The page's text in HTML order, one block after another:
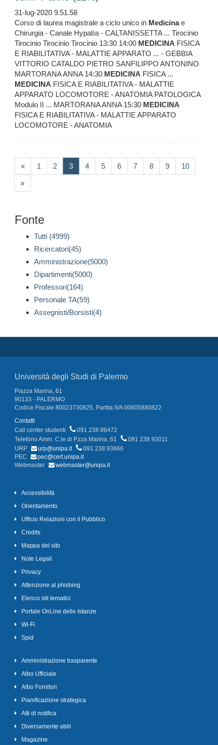
31-lug-2020 9.51.58
Corso di laurea magistrale a ciclo unico in Medicinae
Chirurgia - Canale Hypatìa - CALTANISSETTA ... Tirocinio
Tirocinio Tirocinio Tirocinio 13:30 14:00 MEDICINA FISICA
E RIABILITATIVA - MALATTIE APPARATO ... - GEBBIA
VITTORIO CATALDO PIETRO SANFILIPPO ANTONINO
MARTORANA ANNA 14:30 MEDICINA FISICA ...
MEDICINA FISICA E RIABILITATIVA - MALATTIE
APPARATO LOCOMOTORE - ANATOMIA PATOLOGICA
Modulo II ... MARTORANA ANNA 15:30 MEDICINA
FISICA E RIABILITATIVA - MALATTIE APPARATO
LOCOMOTORE - ANATOMIA
« 1 2 3(current)
4 5 6 7 8 9 10
»
Fonte
Tutti (4999)
Ricercatori(45)
Amministrazione(5000)
Dipartimenti(5000)
Professori(164)
Personale TA(59)
Assegnisti/Borsisti(4)
Università degli Studi di Palermo
Piazza Marina, 61
90133 - PALERMO
Codice Fiscale 80023730825, Partita IVA 00605880822
Contatti
Call center studenti
091 238 86472
Telefono Amm. C.le di P.zza Marina, 61
091 238 93011
URP
urp@unipa.it
091 238 93666
PEC
pec@cert.unipa.it
Webmaster
webmaster@unipa.it
Accessibilità
Orientamento
Ufficio Relazioni con il Pubblico
Credits
Mappa del sito
Note Legali
Privacy
Attenzione al phishing
Elenco siti tematici
Portale OnLine delle Istanze
Wi-Fi
Spid
Amministrazione trasparente
Albo Ufficiale
Albo Fornitori
Pianificazione strategica
Atti di notifica
Diversamente abili
Magazine